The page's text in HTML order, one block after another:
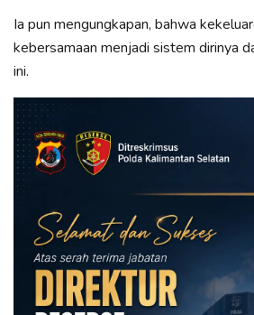
Ia pun mengungkapan, bahwa
kebersamaan menjadi sistem dirinya
ini.